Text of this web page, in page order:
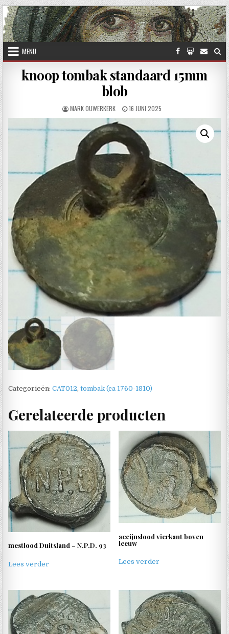
Skip to content
MENU
knoop tombak standaard 15mm
blob
AUTHOR:
MARK OUWERKERK PUBLISHED DATE:
16 JUNI 2025
Categorieën:CAT012,tombak (ca 1760-1810)
Gerelateerde producten
mestlood Duitsland – N.P.D. 93
Lees verder
accijnslood vierkant boven
leeuw
Lees verder